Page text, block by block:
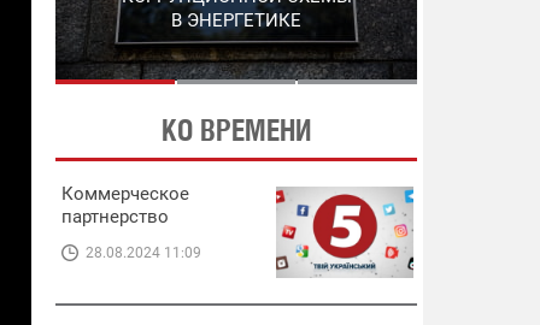
В ЭНЕРГЕТИКЕ
ЭНЕРГЕТИКЕ
КО ВРЕМЕНИ
Коммерческое
партнерство
28.08.2024 11:09